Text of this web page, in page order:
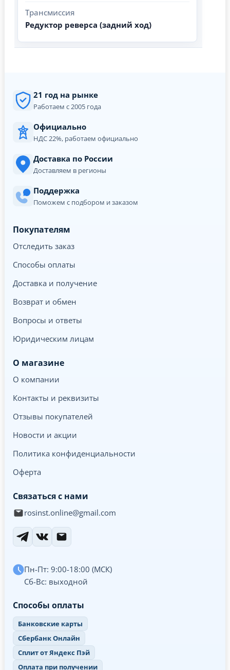
Трансмиссия
Редуктор реверса (задний ход)
21 год на рынке
Работаем с 2005 года
Официально
НДС 22%, работаем официально
Доставка по России
Доставляем в регионы
Поддержка
Поможем с подбором и заказом
Покупателям
Отследить заказ
Способы оплаты
Доставка и получение
Возврат и обмен
Вопросы и ответы
Юридическим лицам
О магазине
О компании
Контакты и реквизиты
Отзывы покупателей
Новости и акции
Политика конфиденциальности
Оферта
Связаться с нами
rosinst.online@gmail.com
Пн-Пт: 9:00-18:00 (МСК)
Сб-Вс: выходной
Способы оплаты
Банковские карты
Сбербанк Онлайн
Сплит от Яндекс Пэй
Оплата при получении